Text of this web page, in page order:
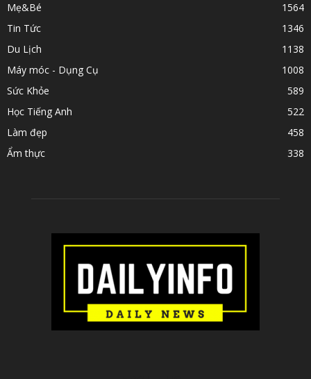
Mẹ&Bé
1564
Tin Tức
1346
Du Lịch
1138
Máy móc - Dụng Cụ
1008
Sức Khỏe
589
Học Tiếng Anh
522
Làm đẹp
458
Ẩm thực
338